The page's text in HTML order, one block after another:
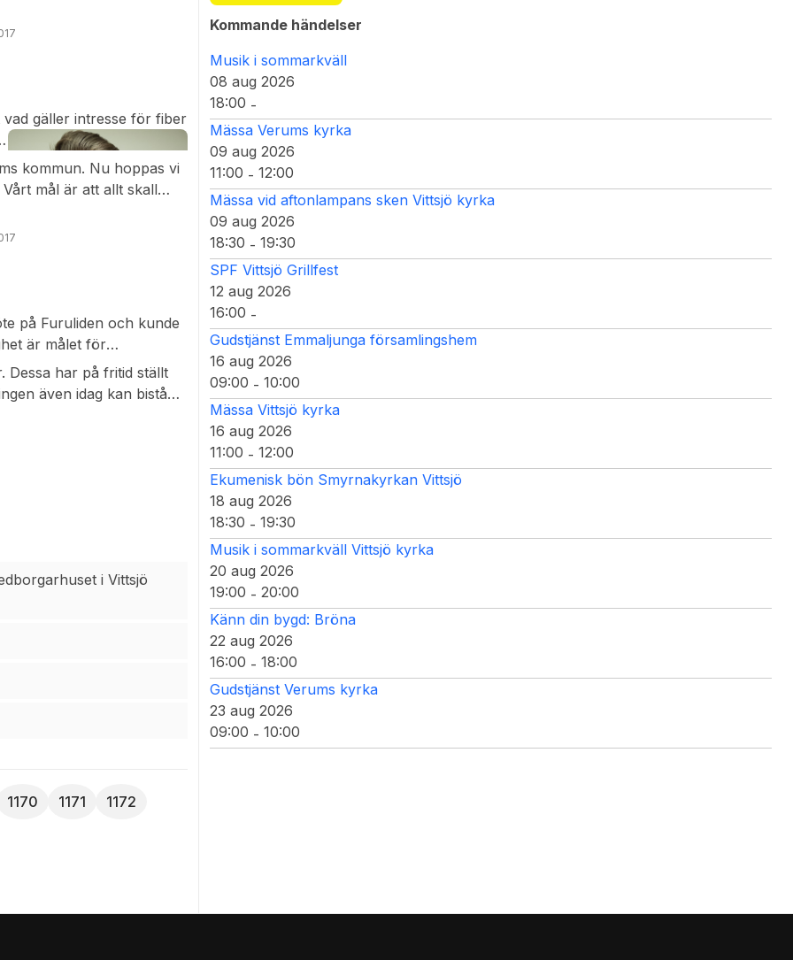
gäller intresse för fiber
kommun. Nu hoppas vi
mål är att allt skall
ner fiberkablarna, med
på Furuliden och kunde
är målet för
i föreningen att man
Dessa har på fritid ställt
även idag kan bistå
i Vittsjö
1170 1171
1172
Kommande händelser
Musik i sommarkväll
08 aug 2026
18:00 -
Mässa Verums kyrka
09 aug 2026
11:00 - 12:00
Mässa vid aftonlampans sken Vittsjö kyrka
09 aug 2026
18:30 - 19:30
SPF Vittsjö Grillfest
12 aug 2026
16:00 -
Gudstjänst Emmaljunga församlingshem
16 aug 2026
09:00 - 10:00
Mässa Vittsjö kyrka
16 aug 2026
11:00 - 12:00
Ekumenisk bön Smyrnakyrkan Vittsjö
18 aug 2026
18:30 - 19:30
Musik i sommarkväll Vittsjö kyrka
20 aug 2026
19:00 - 20:00
Känn din bygd: Bröna
22 aug 2026
16:00 - 18:00
Gudstjänst Verums kyrka
23 aug 2026
09:00 - 10:00